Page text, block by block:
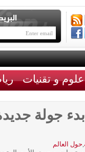
علوم و تقنيات
جولة
,حول العالم